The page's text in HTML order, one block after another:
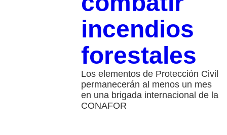
incendios
forestales
Los elementos de Protección Civil
permanecerán al menos un mes
en una brigada internacional de la
CONAFOR